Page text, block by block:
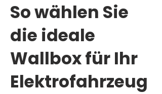
So wählen Sie
die ideale
Wallbox für Ihr
Elektrofahrzeug